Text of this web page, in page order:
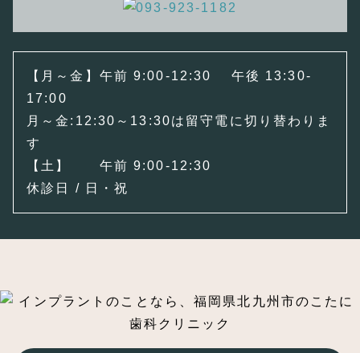
【月～金】午前 9:00-12:30 午後 13:30-
17:00
月～金:12:30～13:30は留守電に切り替わりま
す
【土】 午前 9:00-12:30
休診日 / 日・祝